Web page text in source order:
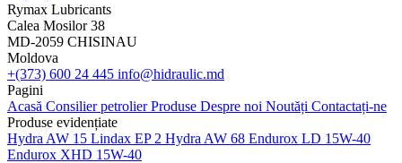
Rymax Lubricants
Calea Mosilor 38
MD-2059 CHISINAU
Moldova
+(373) 600 24 445 info@hidraulic.md
Pagini
Acasă Consilier petrolierProduse Despre noi Noutăți Contactați-ne
Produse evidențiate
Hydra AW 15 Lindax EP 2 Hydra AW 68 Endurox LD 15W-40
Endurox XHD 15W-40